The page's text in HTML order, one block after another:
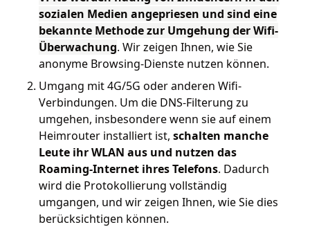
sozialen Medien angepriesen und sind eine
bekannte Methode zur Umgehung der Wifi-
Überwachung. Wir zeigen Ihnen, wie Sie
anonyme Browsing-Dienste nutzen können.
Umgang mit 4G/5G oder anderen Wifi-
Verbindungen. Um die DNS-Filterung zu
umgehen, insbesondere wenn sie auf einem
Heimrouter installiert ist, schalten manche
Leute ihr WLAN aus und nutzen das
Roaming-Internet ihres Telefons. Dadurch
wird die Protokollierung vollständig
umgangen, und wir zeigen Ihnen, wie Sie dies
berücksichtigen können.